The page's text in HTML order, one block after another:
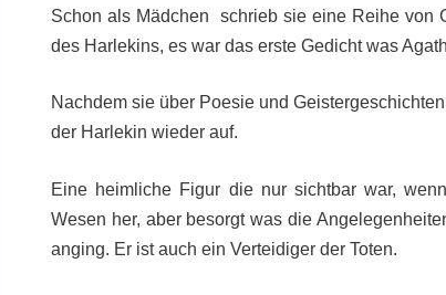
Schon als Mädchen schrieb sie eine Reihe von
des Harlekins, es war das erste Gedicht was
Nachdem sie über Poesie und
der Harlekin wieder auf.
Eine heimliche Figur die nur sichtbar war,
Wesen her, aber besorgt was die
anging. Er ist auch ein Verteidiger der Toten.